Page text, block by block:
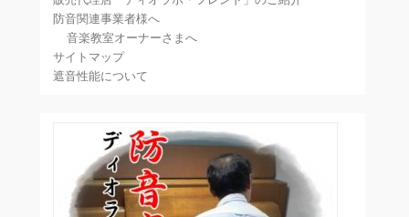
防音関連事業者様へ
音楽教室オーナーさまへ
サイトマップ
遮音性能について